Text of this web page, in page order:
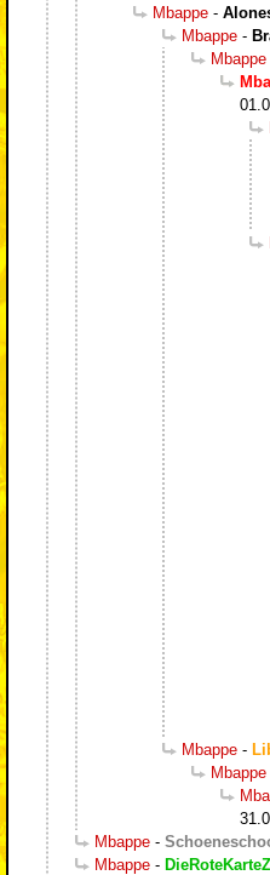
Mbappe -
Mbappe -
Mbappe
Mbappe -
Mbappe
Mbappe -
Mbappe -